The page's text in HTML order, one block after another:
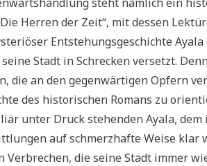
Herren der Zeit“, mit dessen
Entstehungsgeschichte
Stadt in Schrecken versetzt.
die an den gegenwärtigen Opfern
des historischen Romans zu
unter Druck stehenden Ayala, dem
auf schmerzhafte Weise klar
die seine Stadt immer